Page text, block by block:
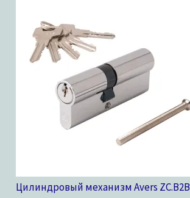
Цилиндровый механизм Avers ZC.B2B